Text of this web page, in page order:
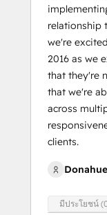
relationship
we're
2016 as we
that they're
that we're
across
clients.
มีประโยชน์